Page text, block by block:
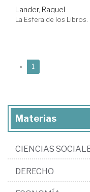
Lander, Raquel
La Esfera de los Libros.
« 1
Materias
CIENCIAS
DERECHO